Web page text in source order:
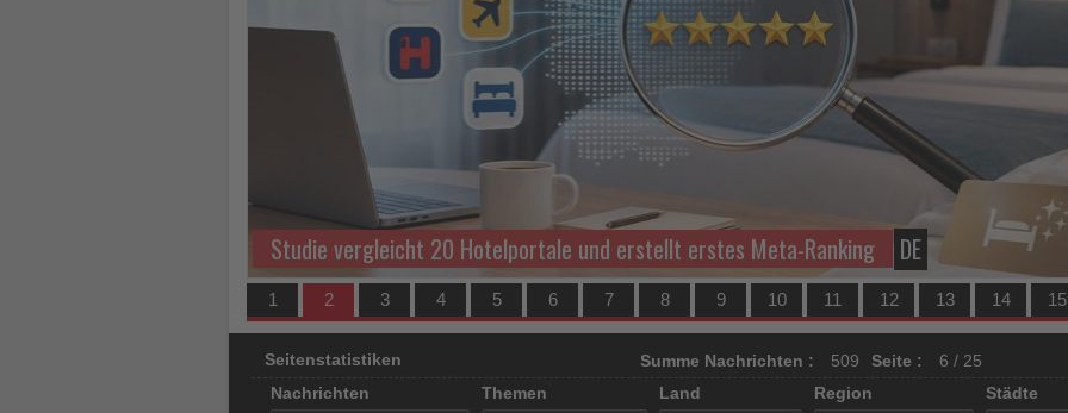
Studie vergleicht 20 Hotelportale und erstellt erstes Meta-Ranking DE
1 2 3 4 5 6 7 8 9 10 11 12 13 14 15
Seitenstatistiken Summe Nachrichten : 509 Seite :
6 / 25
Nachrichten
Themen Land Region
Städte